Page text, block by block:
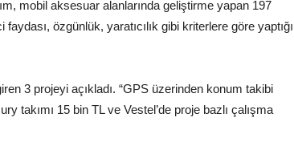
mobil aksesuar alanlarında geliştirme yapan 197
özgünlük, yaratıcılık gibi kriterlere göre yaptığı
3 projeyi açıkladı. “GPS üzerinden konum takibi
takımı 15 bin TL ve Vestel’de proje bazlı çalışma